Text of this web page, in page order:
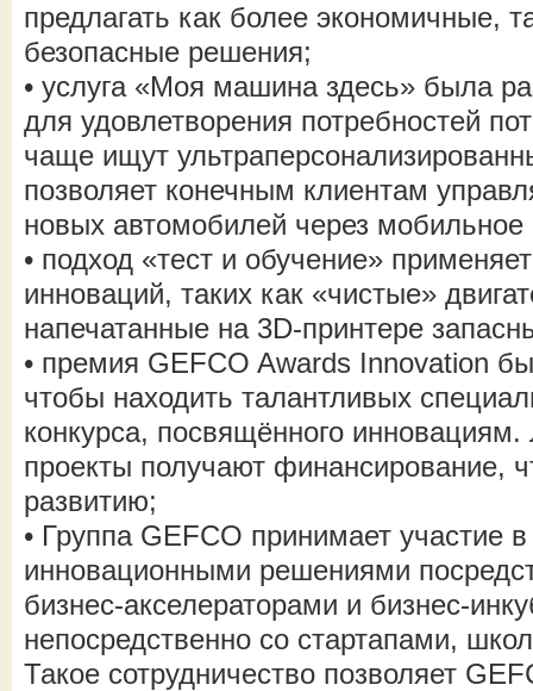
предлагать как более экономичные,
безопасные решения;
• услуга «Моя машина здесь» была
для удовлетворения потребностей
чаще ищут
позволяет конечным клиентам
новых автомобилей через
• подход «тест и обучение»
инноваций, таких как «чистые»
напечатанные на 3D-принтере
• премия GEFCO Awards Innovation
чтобы находить талантливых
конкурса, посвящённого
проекты получают финансирование,
развитию;
• Группа GEFCO принимает участие
инновационными решениями
бизнес-акселераторами и бизнес-
непосредственно со стартапами,
Такое сотрудничество позволяет